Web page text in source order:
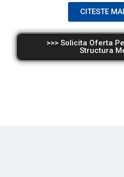
CITESTE
>>> Solicita Oferta
Structura